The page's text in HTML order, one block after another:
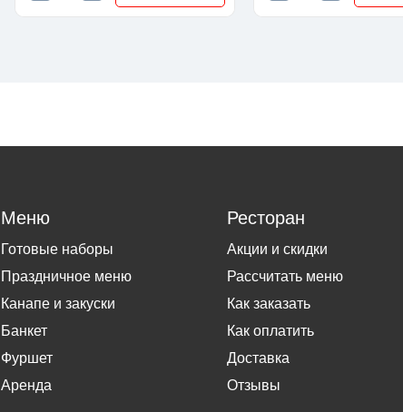
Меню
Готовые наборы
Праздничное меню
Канапе и закуски
Банкет
Фуршет
Аренда
Ресторан
Акции и скидки
Рассчитать меню
Как заказать
Как оплатить
Доставка
Отзывы